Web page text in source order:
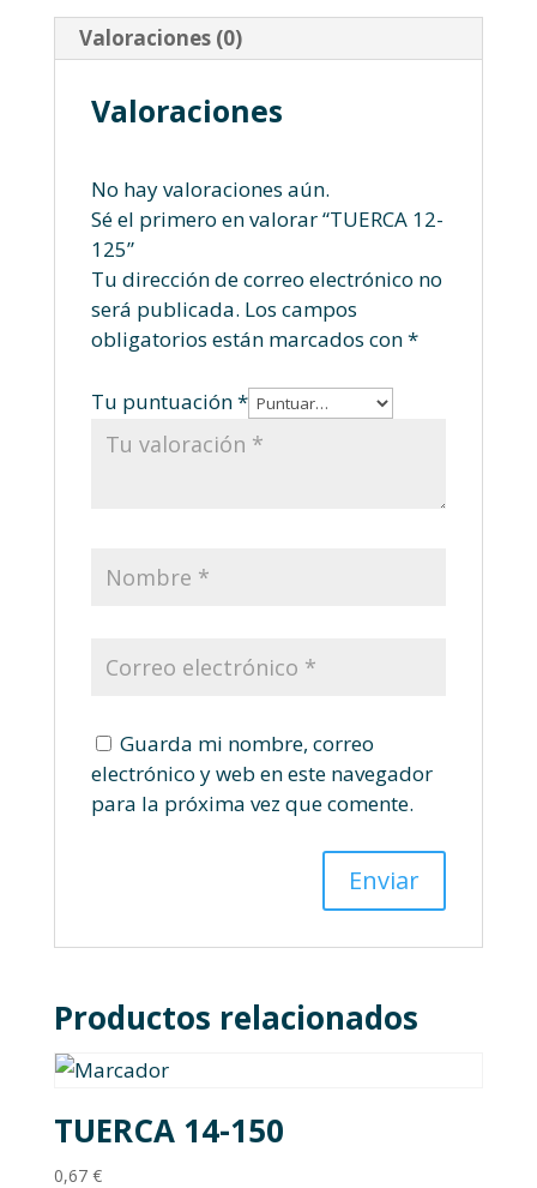
Valoraciones (0)
Valoraciones
No hay valoraciones aún.
Sé el primero en valorar “TUERCA 12-
125”
Tu dirección de correo electrónico no
será publicada. Los campos
obligatorios están marcados con*
Tu puntuación*
Guarda mi nombre, correo
electrónico y web en este navegador
para la próxima vez que comente.
Productos relacionados
TUERCA 14-150
0,67 €